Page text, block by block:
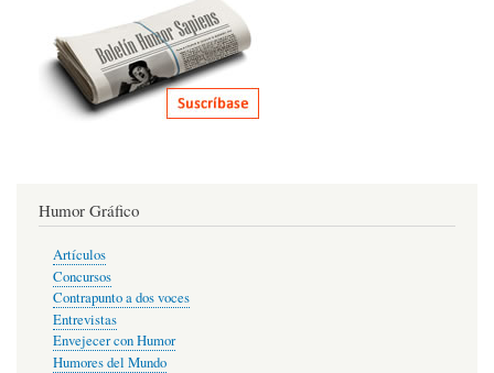
Humor Gráfico
Artículos
Concursos
Contrapunto a dos voces
Entrevistas
Envejecer con Humor
Humores del Mundo